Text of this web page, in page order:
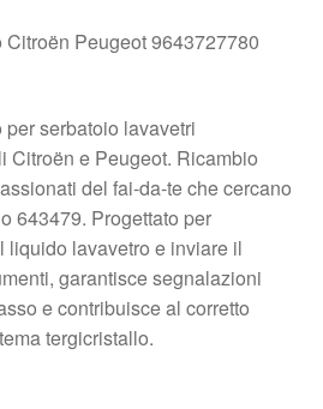
Peugeot 9643727780
serbatoio lavavetri
Citroën e Peugeot. Ricambio
del fai-da-te che cercano
643479. Progettato per
liquido lavavetro e inviare il
garantisce segnalazioni
e contribuisce al corretto
tergicristallo.